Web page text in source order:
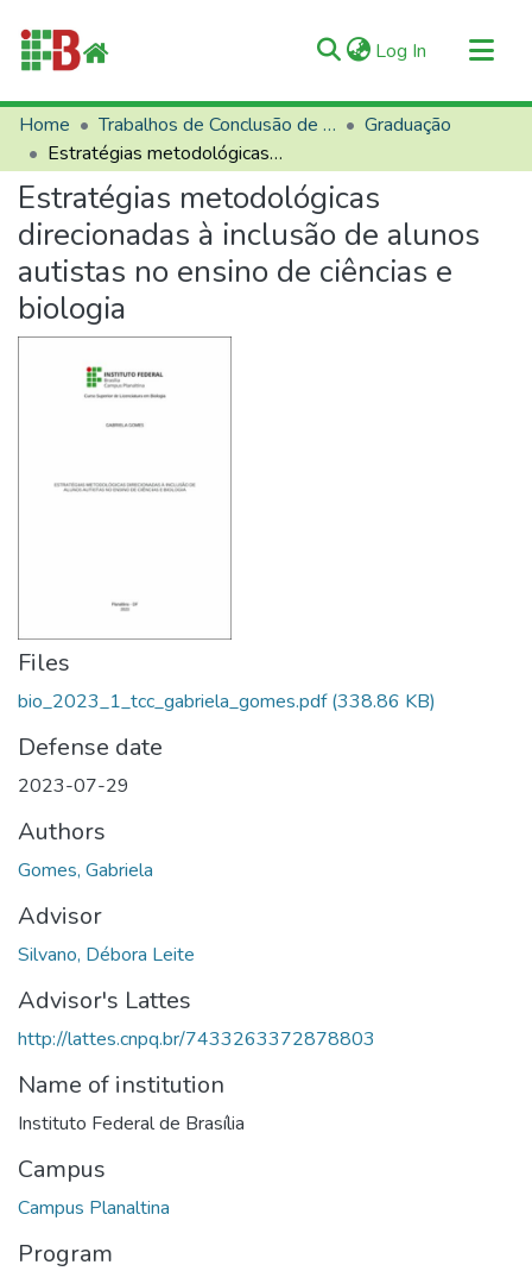
Log In (current)
Communities & Collections
All of RIIFB
Manuals and Terms
Statistics
About RIIFB
Help
Home Trabalhos de Conclusão de Curso (TCCs)
Graduação
Estratégias metodológicas direcionadas à inclusão de alunos autistas no ensino de ciências e biologia
Estratégias metodológicas
direcionadas à inclusão de alunos
autistas no ensino de ciências e
biologia
Files
bio_2023_1_tcc_gabriela_gomes.pdf(338.86 KB)
Defense date
2023-07-29
Authors
Gomes, Gabriela
Advisor
Silvano, Débora Leite
Advisor's Lattes
http://lattes.cnpq.br/7433263372878803
Name of institution
Instituto Federal de Brasília
Campus
Campus Planaltina
Program